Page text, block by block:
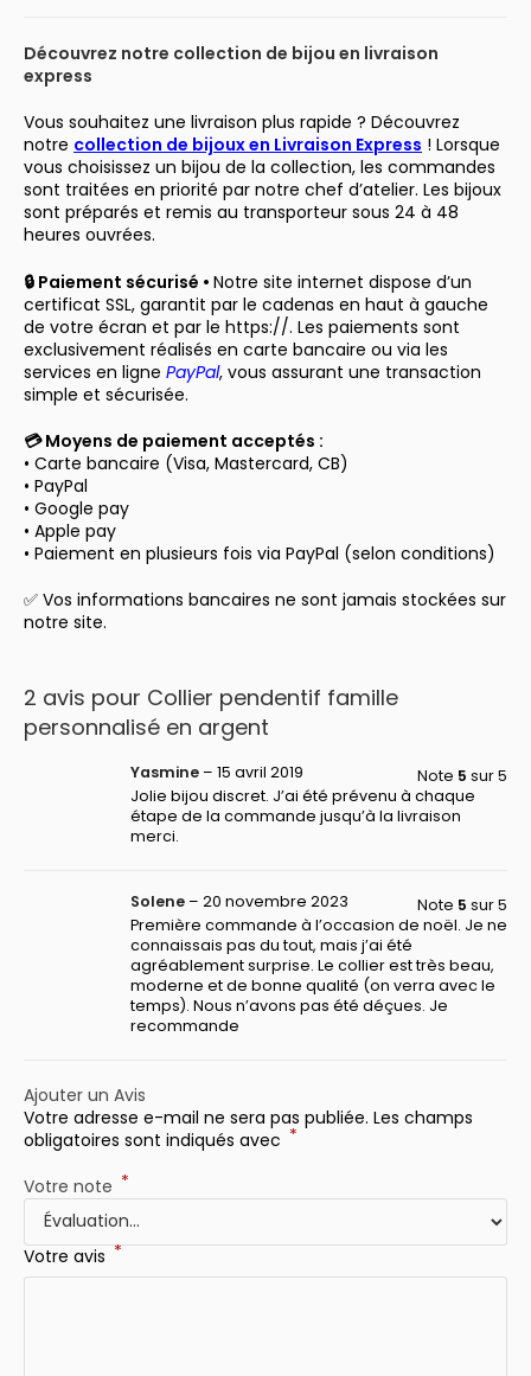
Découvrez notre collection de bijou en livraison
express
Vous souhaitez une livraison plus rapide ? Découvrez
notre collection de bijoux en Livraison Express ! Lorsque
vous choisissez un bijou de la collection, les commandes
sont traitées en priorité par notre chef d’atelier. Les bijoux
sont préparés et remis au transporteur sous 24 à 48
heures ouvrées.
🔒 Paiement sécurisé • Notre site internet dispose d’un
certificat SSL, garantit par le cadenas en haut à gauche
de votre écran et par le https://. Les paiements sont
exclusivement réalisés en carte bancaire ou via les
services en ligne PayPal, vous assurant une transaction
simple et sécurisée.
💳 Moyens de paiement acceptés :
• Carte bancaire (Visa, Mastercard, CB)
• PayPal
• Google pay
• Apple pay
• Paiement en plusieurs fois via PayPal (selon conditions)
✅ Vos informations bancaires ne sont jamais stockées sur
notre site.
2 avis pour Collier pendentif famille
personnalisé en argent
Note 5 sur 5
Yasmine – 15 avril 2019
Jolie bijou discret. J’ai été prévenu à chaque
étape de la commande jusqu’à la livraison
merci.
Note 5 sur 5
Solene – 20 novembre 2023
Première commande à l’occasion de noël. Je ne
connaissais pas du tout, mais j’ai été
agréablement surprise. Le collier est très beau,
moderne et de bonne qualité (on verra avec le
temps). Nous n’avons pas été déçues. Je
recommande
Ajouter un Avis
Votre adresse e-mail ne sera pas publiée. Les champs
obligatoires sont indiqués avec *
Votre note *
Votre avis *